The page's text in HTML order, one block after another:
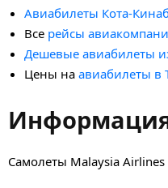
Авиабилеты Кота-
Все рейсы
Дешевые авиабилеты
Цены на авиабилеты в
Самолеты Malaysia